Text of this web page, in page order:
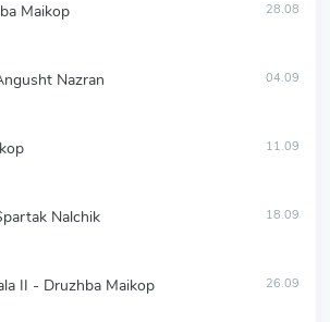
Maikop 28.08
Nazran 04.09
11.09
Nalchik 18.09
II - Druzhba Maikop 26.09